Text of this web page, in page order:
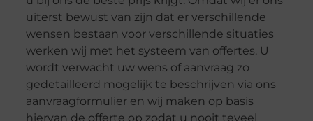
uiterst bewust van zijn dat er verschillende
wensen bestaan voor verschillende situaties
werken wij met het systeem van offertes. U
wordt verwacht uw wens of aanvraag zo
gedetailleerd mogelijk te beschrijven via ons
aanvraagformulier en wij maken op basis
hiervan de offerte op zodat u nooit teveel